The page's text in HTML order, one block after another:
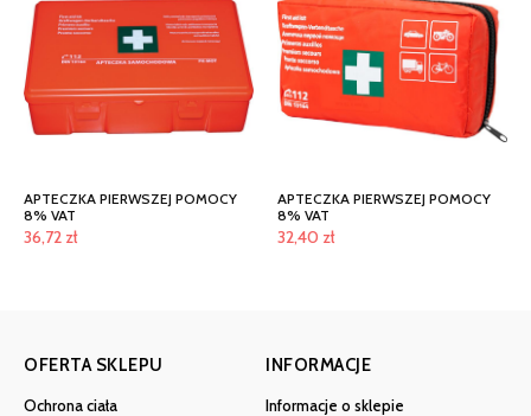
APTECZKA PIERWSZEJ POMOCY
8% VAT
36,72 zł
APTECZKA PIERWSZEJ POMOCY
8% VAT
32,40 zł
OFERTA SKLEPU
Ochrona ciała
INFORMACJE
Informacje o sklepie